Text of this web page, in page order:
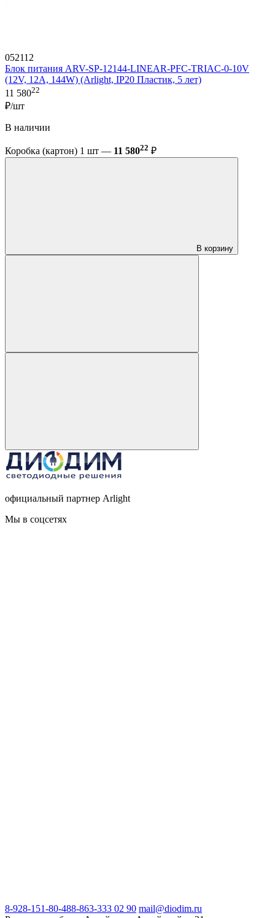
052112
Блок питания ARV-SP-12144-LINEAR-PFC-TRIAC-0-10V
(12V, 12A, 144W) (Arlight, IP20 Пластик, 5 лет)
11 58022
₽/шт
В наличии
Коробка (картон) 1 шт — 11 58022 ₽
В корзину
официальный партнер Arlight
Мы в соцсетях
8-928-151-80-488-863-333 02 90 mail@diodim.ru